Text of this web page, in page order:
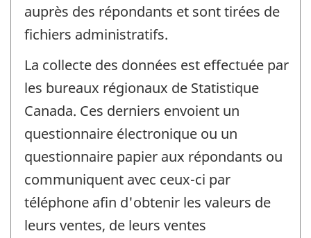
auprès des répondants et sont tirées de
fichiers administratifs.
La collecte des données est effectuée par
les bureaux régionaux de Statistique
Canada. Ces derniers envoient un
questionnaire électronique ou un
questionnaire papier aux répondants ou
communiquent avec ceux-ci par
téléphone afin d'obtenir les valeurs de
leurs ventes, de leurs ventes